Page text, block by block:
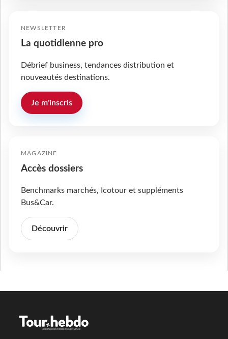
NEWSLETTER
La quotidienne pro
Débrief business, tendances distribution et
nouveautés destinations.
Je m'inscris
MAGAZINE
Accès dossiers
Benchmarks marchés, Icotour et suppléments
Bus&Car.
Découvrir